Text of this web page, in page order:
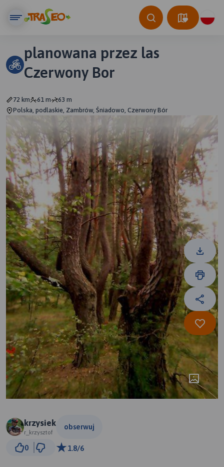
planowana przez las
Czerwony Bor
72 km 61 m
63 m
Polska, podlaskie, Zambrów, Śniadowo, Czerwony Bór
krzysiek
r_krzysztof
obserwuj
0 1.8/6